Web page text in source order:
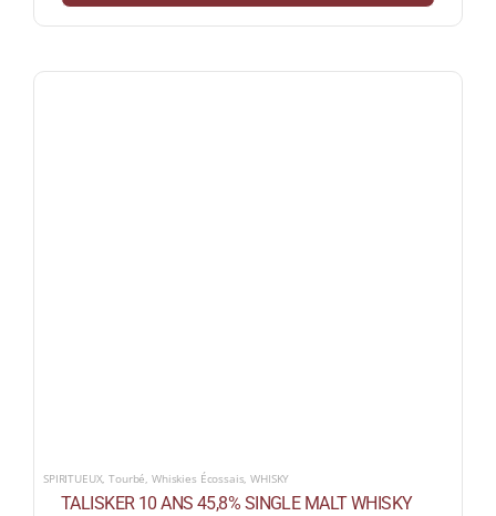
SPIRITUEUX,Tourbé, Whiskies Écossais,WHISKY
TALISKER 10 ANS 45,8% SINGLE MALT WHISKY